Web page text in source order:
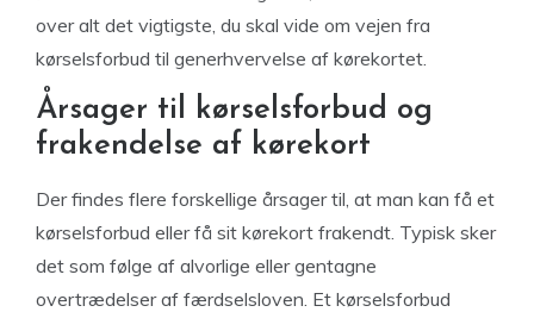
over alt det vigtigste, du skal vide om vejen fra
kørselsforbud til generhvervelse af kørekortet.
Årsager til kørselsforbud og
frakendelse af kørekort
Der findes flere forskellige årsager til, at man kan få et
kørselsforbud eller få sit kørekort frakendt. Typisk sker
det som følge af alvorlige eller gentagne
overtrædelser af færdselsloven. Et kørselsforbud